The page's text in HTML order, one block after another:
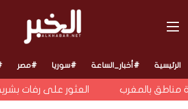
القائمة
الرئيسية #أخبار_الساعة #سوريا #مصر
بالمغرب العثور على رفات